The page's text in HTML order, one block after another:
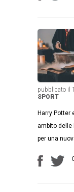
pubblicato il
SPORT
Harry Potter
ambito delle
per una